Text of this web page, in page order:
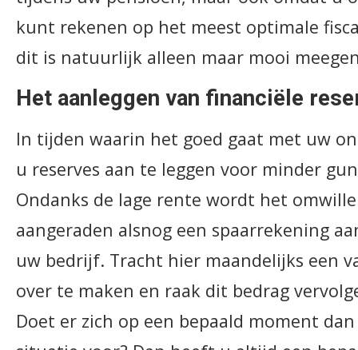
kunt rekenen op het meest optimale
dit is natuurlijk alleen maar mooi
Het aanleggen van financiële
In tijden waarin het goed gaat met uw
u reserves aan te leggen voor minder
Ondanks de lage rente wordt het
aangeraden alsnog een spaarrekening
uw bedrijf. Tracht hier maandelijks een
over te maken en raak dit bedrag
Doet er zich op een bepaald moment